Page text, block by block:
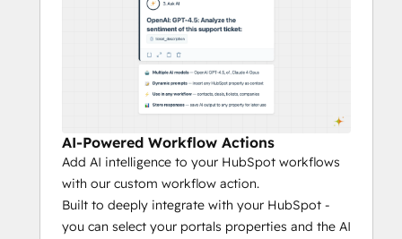
advanced on the market.
With these abilities, you can safely ask
questions, implement sweeping changes
and even automate using AI - safe the in
the knowledge that your Claude, Codex or
the permission system and change directly
change HubSpot without human approval.
AI-Powered Workflow Actions
Add AI intelligence to your HubSpot workflows
with our custom workflow action.
Built to deeply integrate with your HubSpot -
you can select your portals properties and the AI